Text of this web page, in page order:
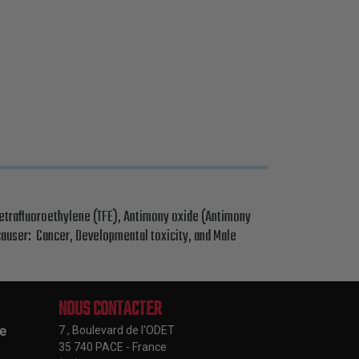
(TFE), Antimony oxide (Antimony
Cancer, Developmental toxicity, and Male
NOUS CONTACTER
7 , Boulevard de l'ODET
35 740 PACE - France